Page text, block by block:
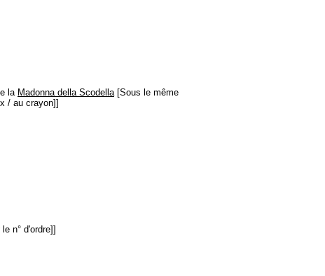
la Madonna della Scodella[Sous le même
/ au crayon]]
n° d'ordre]]